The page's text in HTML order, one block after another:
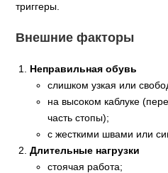
триггеры.
Внешние факторы
Неправильная обувь
слишком узкая или
на высоком каблуке
часть стопы);
с жесткими швами или
Длительные нагрузки
стоячая работа;